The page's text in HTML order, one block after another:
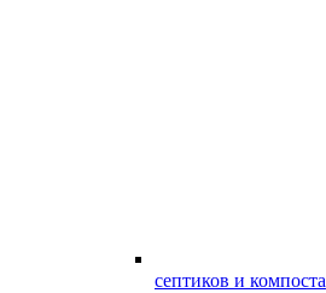
септиков и компоста